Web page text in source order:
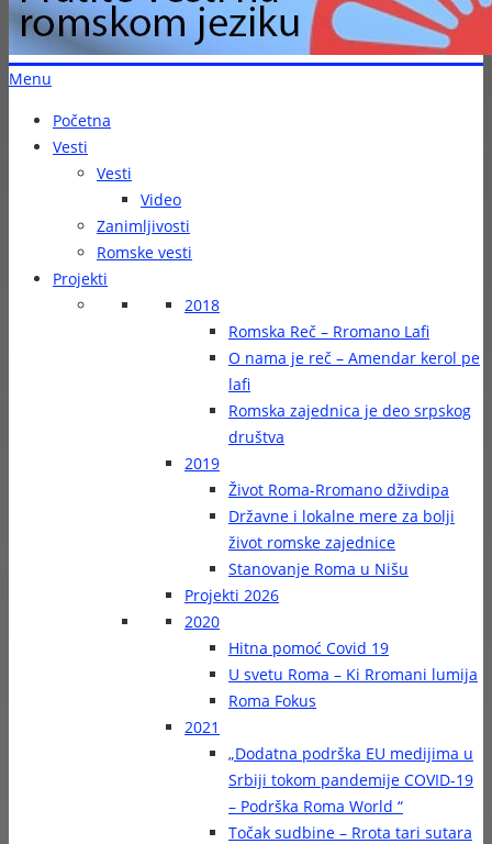
Menu
Početna
Vesti
Vesti
Video
Zanimljivosti
Romske vesti
Projekti
2018
Romska Reč – Rromano Lafi
O nama je reč – Amendar kerol pe
lafi
Romska zajednica je deo srpskog
društva
2019
Život Roma-Rromano dživdipa
Državne i lokalne mere za bolji
život romske zajednice
Stanovanje Roma u Nišu
Projekti 2026
2020
Hitna pomoć Covid 19
U svetu Roma – Ki Rromani lumija
Roma Fokus
2021
„Dodatna podrška EU medijima u
Srbiji tokom pandemije COVID-19
– Podrška Roma World “
Točak sudbine – Rrota tari sutara